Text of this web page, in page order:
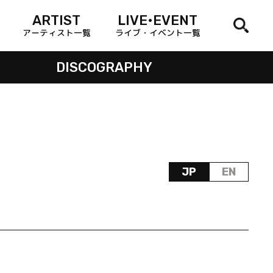
ARTIST
アーティスト一覧
LIVE•EVENT
ライブ・イベント一覧
DISCOGRAPHY
JP EN